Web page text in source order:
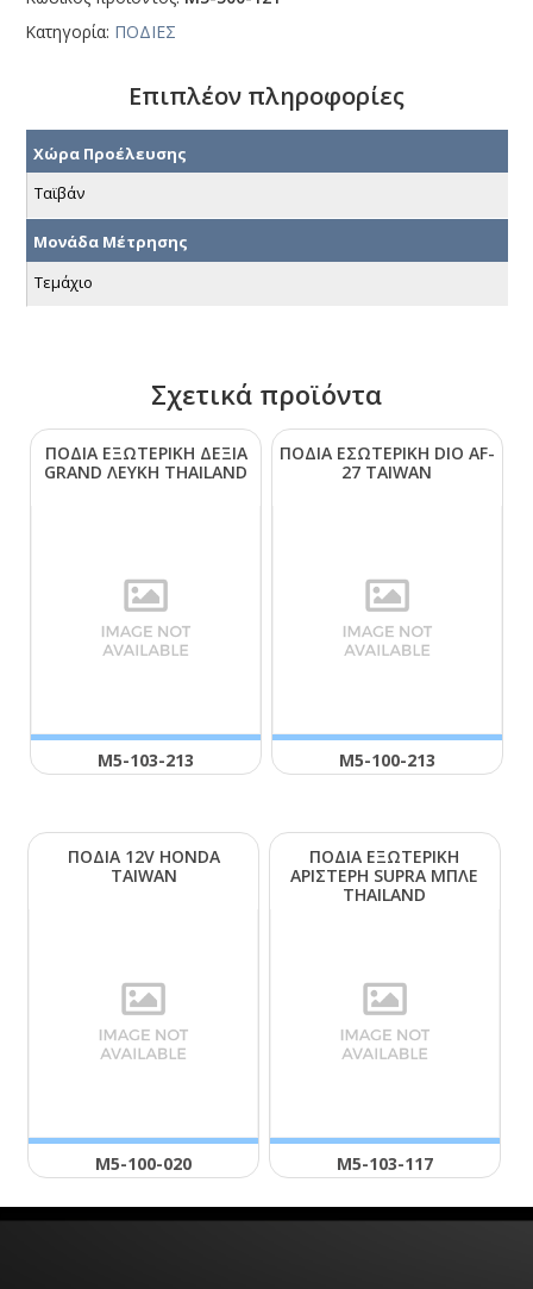
Κατηγορία: ΠΟΔΙΕΣ
Επιπλέον πληροφορίες
Χώρα Προέλευσης
Ταϊβάν
Μονάδα Μέτρησης
Τεμάχιο
Σχετικά προϊόντα
ΠΟΔΙΑ ΕΞΩΤΕΡΙΚΗ ΔΕΞΙΑ
GRΑΝD ΛΕΥΚΗ ΤΗΑΙLΑΝD
Μ5-103-213
ΠΟΔΙΑ ΕΣΩΤΕΡΙΚΗ DΙΟ ΑF-
27 ΤΑΙWΑΝ
Μ5-100-213
ΠΟΔΙΑ 12V ΗΟΝDΑ
ΤΑΙWΑΝ
Μ5-100-020
ΠΟΔΙΑ ΕΞΩΤΕΡΙΚΗ
ΑΡΙΣΤΕΡΗ SUΡRΑ ΜΠΛΕ
ΤΗΑΙLΑΝD
Μ5-103-117